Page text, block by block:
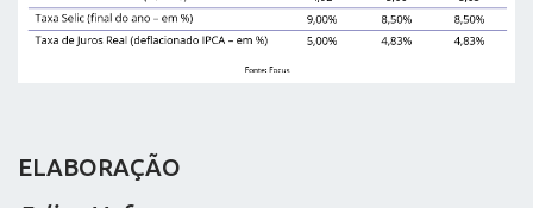
ELABORAÇÃO